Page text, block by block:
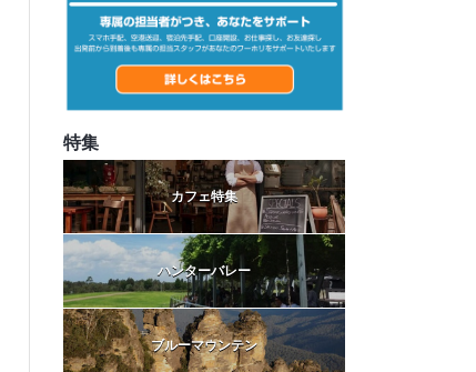
特集
カフェ特集
ハンターバレー
ブルーマウンテン